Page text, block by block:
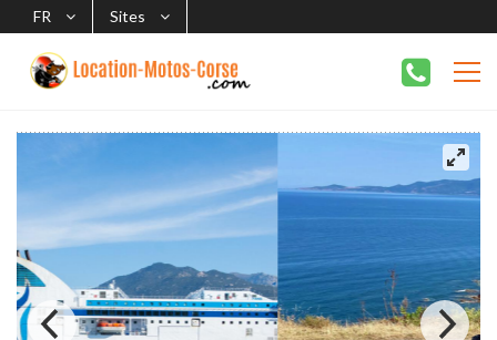
FR Sites